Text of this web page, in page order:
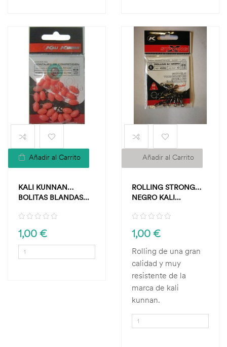
Añadir al Carrito
KALI KUNNAN
BOLITAS BLANDAS...
1,00 €
Añadir al Carrito
ROLLING STRONG
NEGRO KALI...
1,00 €
Rolling de una gran
calidad y muy
resistente de la
marca de kali
kunnan.